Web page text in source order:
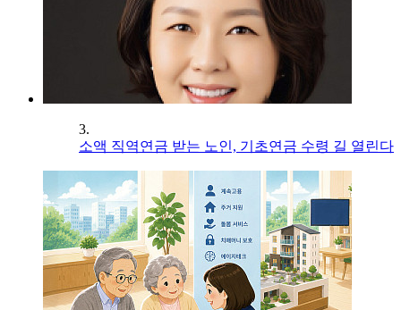
3.
소액 직역연금 받는 노인, 기초연금 수령 길 열린다